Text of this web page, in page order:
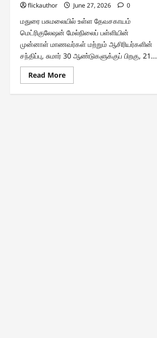
flickauthor June 27, 2026 0
மதுரை பசுமலையில் உள்ள தேவசகாயம்
மெட்ரிகுலேஷன் மேல்நிலைப் பள்ளியின்
முன்னாள் மாணவர்கள் மற்றும் ஆசிரியர்களின்
சந்திப்பு, சுமார் 30 ஆண்டுகளுக்குப் பிறகு, 21...
Read MoreRead
more
DMHSS